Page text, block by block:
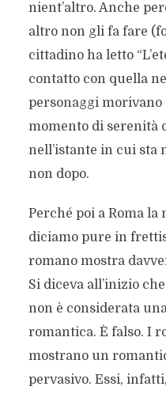
nient’altro. Anche
altro non gli fa fare
cittadino ha letto
contatto con quella
personaggi morivano
momento di serenità
nell’istante in cui sta
non dopo.
Perché poi a Roma la
diciamo pure in
romano mostra
Si diceva all’inizio
non è considerata
romantica. È falso. I
mostrano un
pervasivo. Essi,